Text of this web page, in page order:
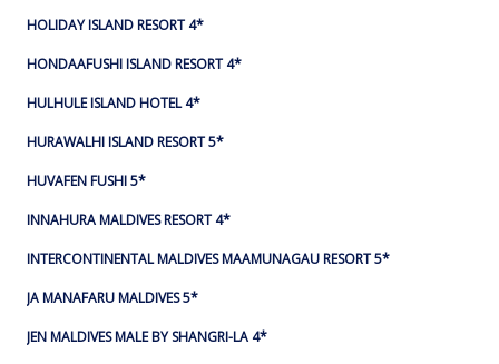
HOLIDAY ISLAND RESORT 4*
HONDAAFUSHI ISLAND RESORT 4*
HULHULE ISLAND HOTEL 4*
HURAWALHI ISLAND RESORT 5*
HUVAFEN FUSHI 5*
INNAHURA MALDIVES RESORT 4*
INTERCONTINENTAL MALDIVES MAAMUNAGAU RESORT 5*
JA MANAFARU MALDIVES 5*
JEN MALDIVES MALE BY SHANGRI-LA 4*